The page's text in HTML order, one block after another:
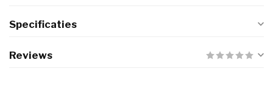
Specificaties
Reviews